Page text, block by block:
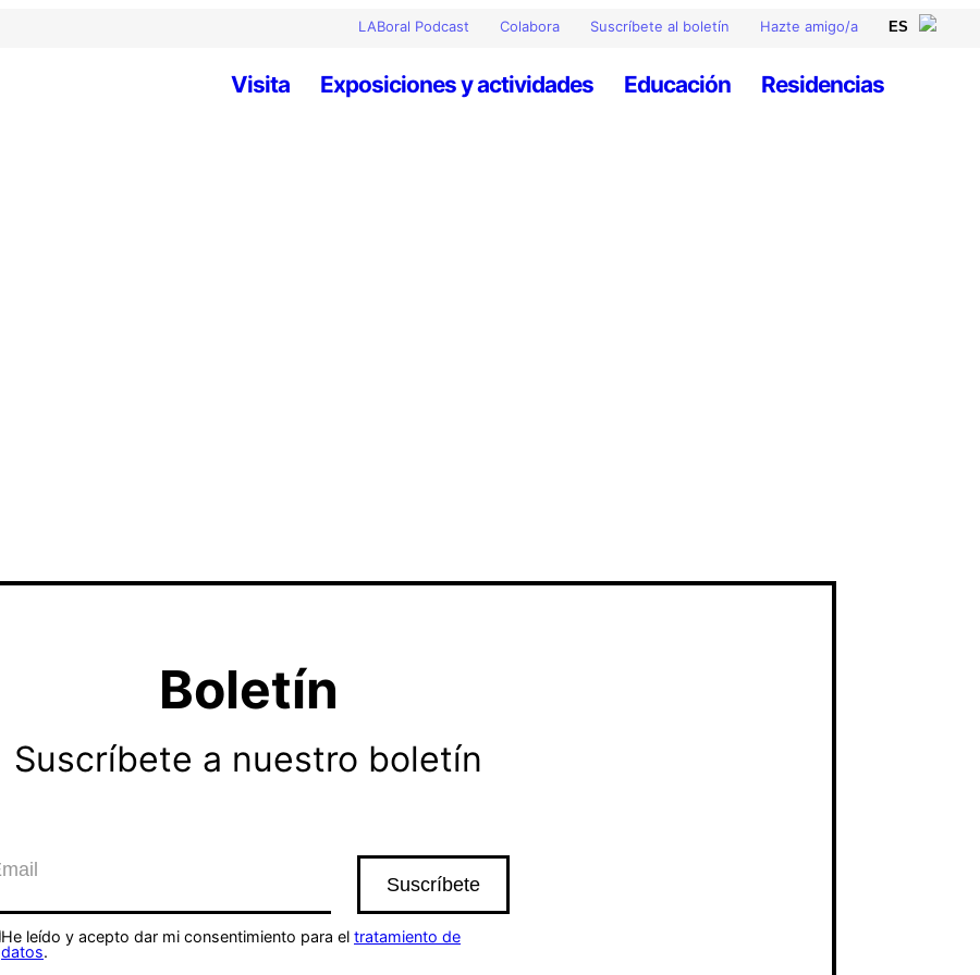
LABoral Podcast Colabora Suscríbete al boletín Hazte amigo/a
Visita Exposiciones y actividades Educación Residencias
Boletín
Suscríbete a nuestro boletín
He leído y acepto dar mi consentimiento para el tratamiento de
datos.